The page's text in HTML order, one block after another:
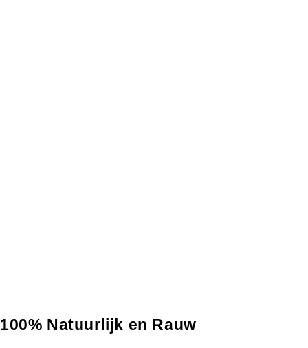
100% Natuurlijk en Rauw